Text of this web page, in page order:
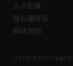
o
k
頁
m
人才招募
隱私權政策
網站地圖
OTHER